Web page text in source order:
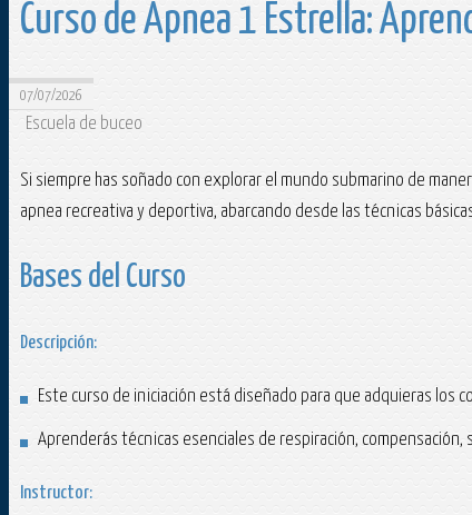
Curso de Apnea 1 Estrella:
07/07/2026
Escuela de buceo
Si siempre has soñado con explorar el mundo submarino de
apnea recreativa y deportiva, abarcando desde las técnicas
Bases del Curso
Descripción:
Este curso de iniciación está diseñado para que adquieras
Aprenderás técnicas esenciales de respiración,
Instructor: